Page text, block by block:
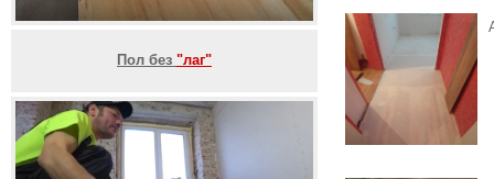
Пол без "лаг"